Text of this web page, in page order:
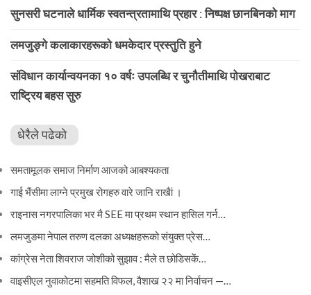
सुनसरी घटनाले धार्मिक स्वतन्त्रतामाथि प्रहार : निष्पक्ष छानबिनको माग
लमजुङ्गे कलाकारहरूकाे धमकेदार प्रस्तुति हुने
संविधान कार्यान्वयनका १० वर्षः उपलब्धि र चुनौतीमाथि पोखराबाट
राष्ट्रिय बहस सुरु
धेरैले पढेको
समतामूलक समाज निर्माण आजको आबश्यकता
गाई भैंसीमा लाग्ने प्रमुख रोगहरु वारे जानि राखैां ।
राइनास नगरपालिका भर मै SEE मा प्रथम स्थान हासिल गर्न…
लमजुङमा नेपाल तरुण दलका अध्यक्षहरूको संयुक्त प्रेस…
कांग्रेस नेता शिवराज जोशीको सुझाव : मैले त छोडिसकें…
वाइसीएल नुवाकोटमा सहमति विफल, वैशाख २२ मा निर्वाचन —…